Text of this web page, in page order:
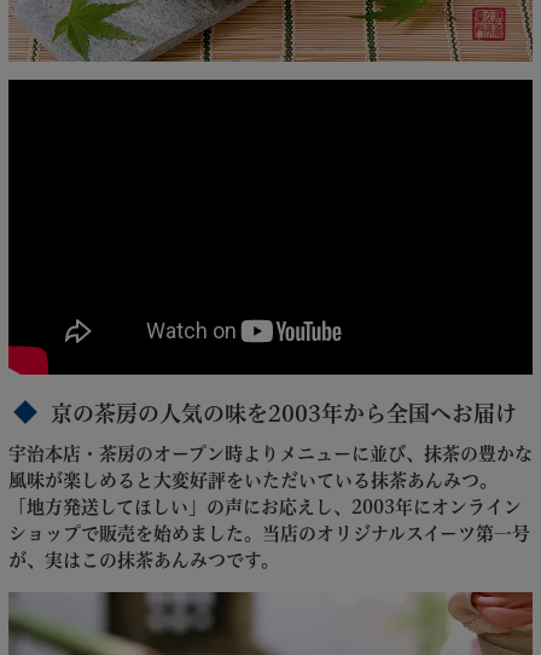
京の茶房の人気の味を2003年から全国へお届け
宇治本店・茶房のオープン時よりメニューに並び、抹茶の豊かな
風味が楽しめると大変好評をいただいている抹茶あんみつ。
「地方発送してほしい」の声にお応えし、2003年にオンライン
ショップで販売を始めました。当店のオリジナルスイーツ第一号
が、実はこの抹茶あんみつです。